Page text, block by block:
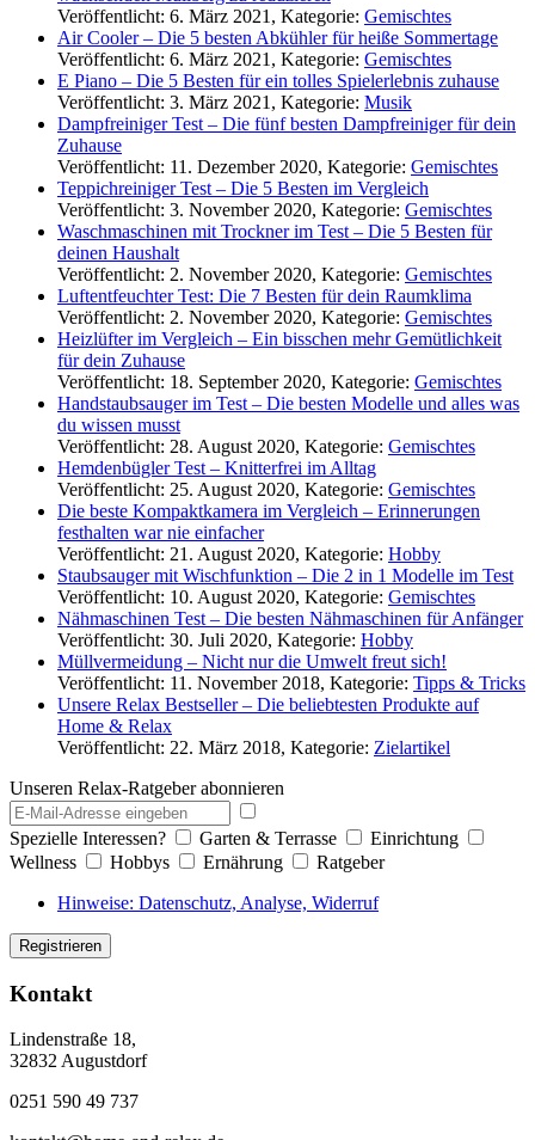
Veröffentlicht: 6. März 2021, Kategorie: Gemischtes
Air Cooler – Die 5 besten Abkühler für heiße Sommertage
Veröffentlicht: 6. März 2021, Kategorie: Gemischtes
E Piano – Die 5 Besten für ein tolles Spielerlebnis zuhause
Veröffentlicht: 3. März 2021, Kategorie: Musik
Dampfreiniger Test – Die fünf besten Dampfreiniger für dein
Zuhause
Veröffentlicht: 11. Dezember 2020, Kategorie: Gemischtes
Teppichreiniger Test – Die 5 Besten im Vergleich
Veröffentlicht: 3. November 2020, Kategorie: Gemischtes
Waschmaschinen mit Trockner im Test – Die 5 Besten für
deinen Haushalt
Veröffentlicht: 2. November 2020, Kategorie: Gemischtes
Luftentfeuchter Test: Die 7 Besten für dein Raumklima
Veröffentlicht: 2. November 2020, Kategorie: Gemischtes
Heizlüfter im Vergleich – Ein bisschen mehr Gemütlichkeit
für dein Zuhause
Veröffentlicht: 18. September 2020, Kategorie: Gemischtes
Handstaubsauger im Test – Die besten Modelle und alles was
du wissen musst
Veröffentlicht: 28. August 2020, Kategorie: Gemischtes
Hemdenbügler Test – Knitterfrei im Alltag
Veröffentlicht: 25. August 2020, Kategorie: Gemischtes
Die beste Kompaktkamera im Vergleich – Erinnerungen
festhalten war nie einfacher
Veröffentlicht: 21. August 2020, Kategorie: Hobby
Staubsauger mit Wischfunktion – Die 2 in 1 Modelle im Test
Veröffentlicht: 10. August 2020, Kategorie: Gemischtes
Nähmaschinen Test – Die besten Nähmaschinen für Anfänger
Veröffentlicht: 30. Juli 2020, Kategorie: Hobby
Müllvermeidung – Nicht nur die Umwelt freut sich!
Veröffentlicht: 11. November 2018, Kategorie: Tipps & Tricks
Unsere Relax Bestseller – Die beliebtesten Produkte auf
Home & Relax
Veröffentlicht: 22. März 2018, Kategorie: Zielartikel
Unseren Relax-Ratgeber abonnieren
Spezielle Interessen? Garten & Terrasse
Einrichtung
Wellness
Hobbys Ernährung
Ratgeber
Hinweise: Datenschutz, Analyse, Widerruf
Kontakt
Lindenstraße 18,
32832 Augustdorf
0251 590 49 737